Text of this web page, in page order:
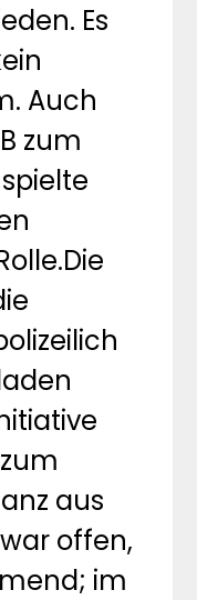
Es
Auch
zum
aus
offen,
im